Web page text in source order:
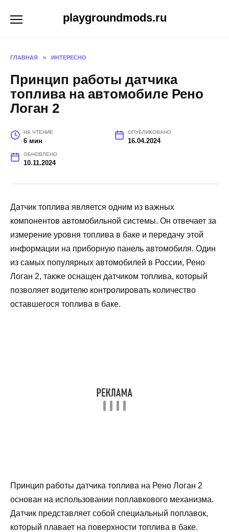
playgroundmods.ru
ГЛАВНАЯ » ИНТЕРЕСНО
Принцип работы датчика
топлива на автомобиле Рено
Логан 2
НА ЧТЕНИЕ
6 мин
ОПУБЛИКОВАНО
16.04.2024
ОБНОВЛЕНО
10.11.2024
Датчик топлива является одним из важных
компонентов автомобильной системы. Он отвечает за
измерение уровня топлива в баке и передачу этой
информации на приборную панель автомобиля. Один
из самых популярных автомобилей в России, Рено
Логан 2, также оснащен датчиком топлива, который
позволяет водителю контролировать количество
оставшегося топлива в баке.
Принцип работы датчика топлива на Рено Логан 2
основан на использовании поплавкового механизма.
Датчик представляет собой специальный поплавок,
который плавает на поверхности топлива в баке.